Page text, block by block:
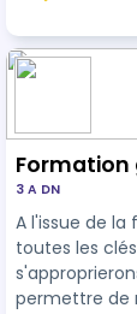
Formation
3 A DN
A l'issue de
toutes les
permettre de